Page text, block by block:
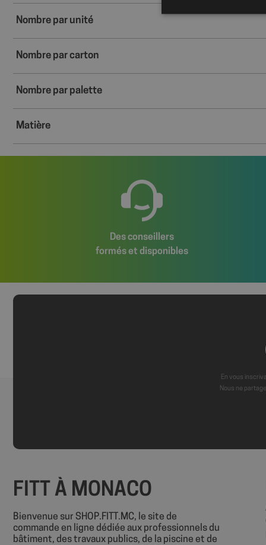
Nombre par unité
Nombre par carton
Nombre par palette
Matière
Des conseillers
formés et disponibles
En vous
Nous ne
FITT À MONACO
Bienvenue sur SHOP.FITT.MC, le site de
commande en ligne dédiée aux professionnels du
bâtiment, des travaux publics, de la piscine et de
Les cookies
PHPSESSID
Politique de